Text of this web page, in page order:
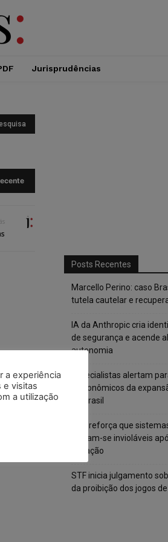
Jurisprudências
Posts Recentes
Marcello Perino: caso
tutela cautelar e
IA da Anthropic cria
de segurança e acende
autonomia
Especialistas alertam
e econômicos da
no Brasil
TSE reforça que
tornam-se invioláveis
lacração
STF inicia julgamento
da proibição dos jogos
a experiência
e visitas
a utilização